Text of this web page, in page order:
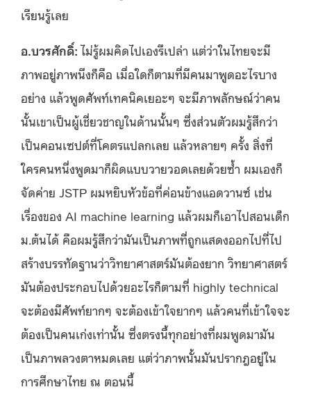
เรียนรู้เลย
อ.บวรศักดิ์:ไม่รู้ผมคิดไปเองรึเปล่า แต่ว่าในไทยจะมี
ภาพอยู่ภาพนึงก็คือ เมื่อใดก็ตามที่มีคนมาพูดอะไรบาง
อย่าง แล้วพูดศัพท์เทคนิคเยอะๆ จะมีภาพลักษณ์ว่าคน
นั้นเขาเป็นผู้เชี่ยวชาญในด้านนั้นๆ ซึ่งส่วนตัวผมรู้สึกว่า
เป็นคอนเซปต์ที่โคตรแปลกเลย แล้วหลายๆ ครั้ง สิ่งที่
ใครคนหนึ่งพูดมาก็ผิดแบบวายวอดเลยด้วยซ้ำ ผมเองก็
จัดค่าย JSTP ผมหยิบหัวข้อที่ค่อนข้างแอดวานซ์ เช่น
เรื่องของ AI machine learning แล้วผมก็เอาไปสอนเด็ก
ม.ต้นได้ คือผมรู้สึกว่ามันเป็นภาพที่ถูกแสดงออกไปที่ไป
สร้างบรรทัดฐานว่าวิทยาศาสตร์มันต้องยาก วิทยาศาสตร์
มันต้องประกอบไปด้วยอะไรก็ตามที่ highly technical
จะต้องมีศัพท์ยากๆ จะต้องเข้าใจยากๆ แล้วคนที่เข้าใจจะ
ต้องเป็นคนเก่งเท่านั้น ซึ่งตรงนี้ทุกอย่างที่ผมพูดมามัน
เป็นภาพลวงตาหมดเลย แต่ว่าภาพนั้นมันปรากฎอยู่ใน
การศึกษาไทย ณ ตอนนี้